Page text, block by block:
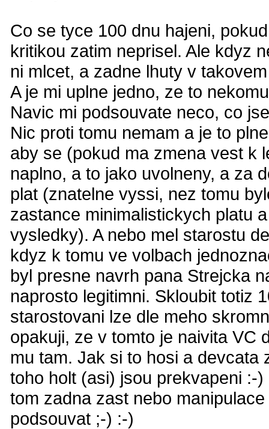
Co se tyce 100 dnu hajeni,
kritikou zatim neprisel. Ale kdyz
ni mlcet, a zadne lhuty v
A je mi uplne jedno, ze to
Navic mi podsouvate neco, co
Nic proti tomu nemam a je to
aby se (pokud ma zmena vest k
naplno, a to jako uvolneny, a za
plat (znatelne vyssi, nez tomu
zastance minimalistickych platu
vysledky). A nebo mel starostu
kdyz k tomu ve volbach
byl presne navrh pana Strejcka
naprosto legitimni. Skloubit totiz
starostovani lze dle meho
opakuji, ze v tomto je naivita VC
mu tam. Jak si to hosi a
toho holt (asi) jsou prekvapeni :-
tom zadna zast nebo
podsouvat ;-) :-)